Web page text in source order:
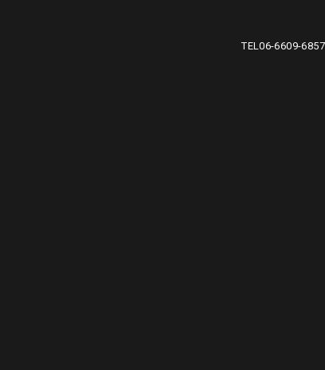
TEL06-6609-6857